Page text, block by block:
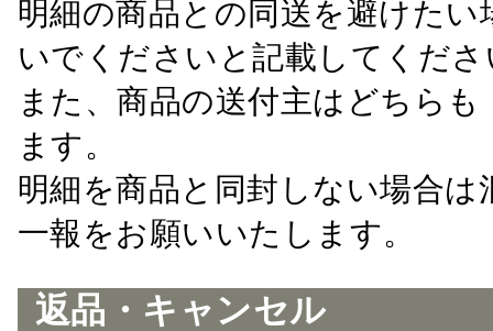
明細の商品との同送を避けた
いでくださいと記載してくださ
また、商品の送付主はどちら
ます。
明細を商品と同封しない場合
一報をお願いいたします。
返品・キャンセル